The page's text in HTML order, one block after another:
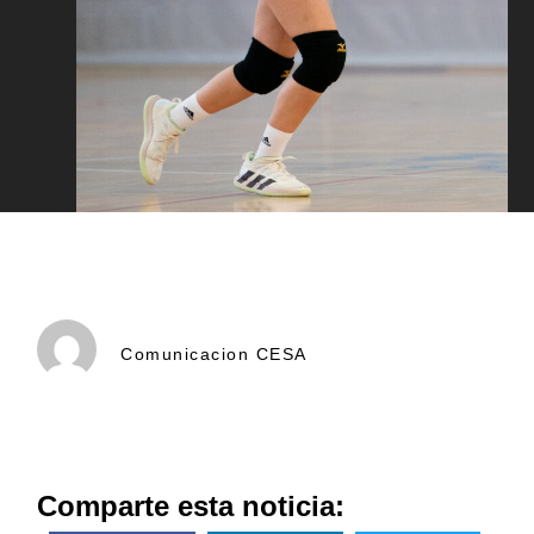
Comunicacion CESA
Comparte esta noticia: